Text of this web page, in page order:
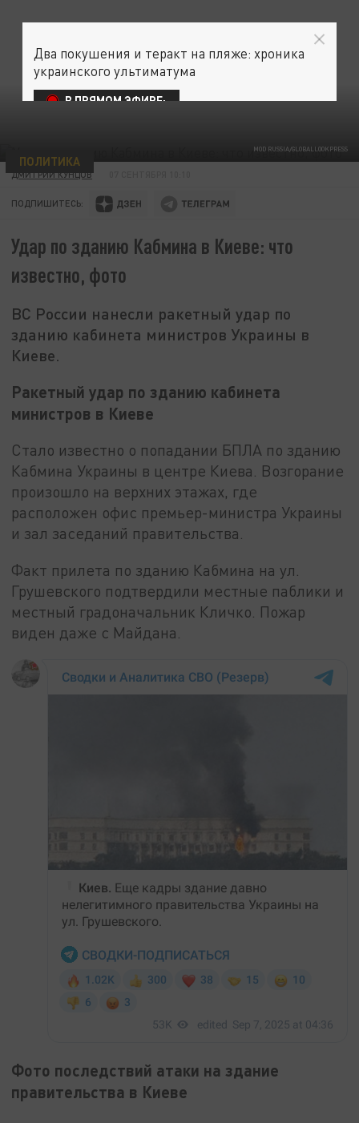
MOD RUSSIA/GLOBALLOOKPRESS
ПОЛИТИКА
ДМИТРИЙ КУНЦОВ
ПОДПИШИТЕСЬ:
Удар по зданию Кабмина в Киеве: что
известно, фото
ВС России нанесли ракетный удар по
зданию кабинета министров Украины в
Киеве.
Ракетный удар по зданию кабинета
министров в Киеве
Стало известно о попадании БПЛА по зданию
Кабмина Украины в центре Киева. Возгорание
произошло на верхних этажах, где
расположен офис премьер-министра Украины
и зал заседаний правительства.
Факт прилета по зданию Кабмина на ул.
Грушевского подтвердили местные паблики и
местный градоначальник Кличко. Пожар
виден даже с Майдана.
Фото последствий атаки на здание
правительства в Киеве
Два покушения и теракт на пляже: хроника
украинского ультиматума
В ПРЯМОМ ЭФИРЕ: